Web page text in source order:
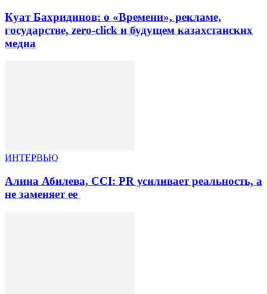
Куат Бахридинов: о «Времени», рекламе,
государстве, zero-click и будущем казахстанских
медиа
ИНТЕРВЬЮ
Алина Абилева, CCI: PR усиливает реальность, а
не заменяет ее